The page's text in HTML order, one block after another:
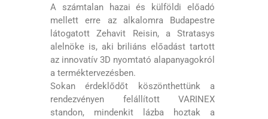
A számtalan hazai és külföldi előadó
mellett erre az alkalomra Budapestre
látogatott Zehavit Reisin, a Stratasys
alelnöke is, aki briliáns előadást tartott
az innovatív 3D nyomtató alapanyagokról
a terméktervezésben.
Sokan érdeklődőt köszönthettünk a
rendezvényen felállított VARINEX
standon, mindenkit lázba hoztak a